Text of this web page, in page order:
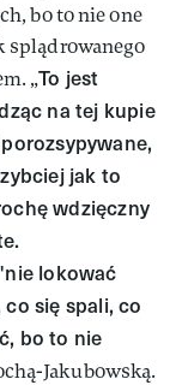
bo to nie one
splądrowanego
„To jest
na tej kupie
jak to
wdzięczny
lokować
się spali, co
bo to nie
Jakubowską.